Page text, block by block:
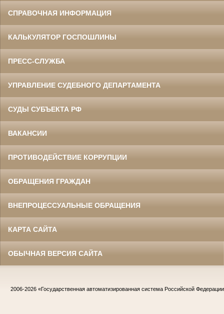
СПРАВОЧНАЯ ИНФОРМАЦИЯ
КАЛЬКУЛЯТОР ГОСПОШЛИНЫ
ПРЕСС-СЛУЖБА
УПРАВЛЕНИЕ СУДЕБНОГО ДЕПАРТАМЕНТА
СУДЫ СУБЪЕКТА РФ
ВАКАНСИИ
ПРОТИВОДЕЙСТВИЕ КОРРУПЦИИ
ОБРАЩЕНИЯ ГРАЖДАН
ВНЕПРОЦЕССУАЛЬНЫЕ ОБРАЩЕНИЯ
КАРТА САЙТА
ОБЫЧНАЯ ВЕРСИЯ САЙТА
2006-2026 «Государственная автоматизированная система Российской